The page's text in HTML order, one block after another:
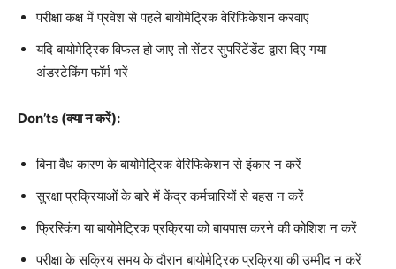
परीक्षा कक्ष में प्रवेश से पहले बायोमेट्रिक वेरिफिकेशन करवाएं
यदि बायोमेट्रिक विफल हो जाए तो सेंटर सुपरिंटेंडेंट द्वारा दिए गया
अंडरटेकिंग फॉर्म भरें
Don’ts (क्या न करें):
बिना वैध कारण के बायोमेट्रिक वेरिफिकेशन से इंकार न करें
सुरक्षा प्रक्रियाओं के बारे में केंद्र कर्मचारियों से बहस न करें
फ्रिस्किंग या बायोमेट्रिक प्रक्रिया को बायपास करने की कोशिश न करें
परीक्षा के सक्रिय समय के दौरान बायोमेट्रिक प्रक्रिया की उम्मीद न करें